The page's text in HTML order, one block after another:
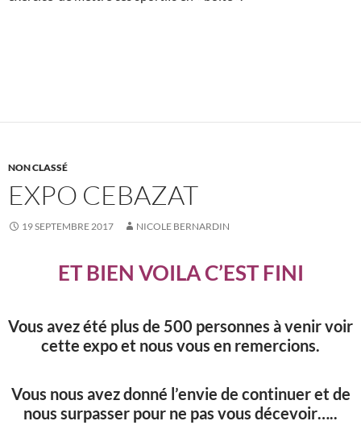
NON CLASSÉ
EXPO CEBAZAT
19 SEPTEMBRE 2017 NICOLE BERNARDIN
ET BIEN VOILA C’EST FINI
Vous avez été plus de 500 personnes à venir voir
cette expo et nous vous en remercions.
Vous nous avez donné l’envie de continuer et de
nous surpasser pour ne pas vous décevoir…..